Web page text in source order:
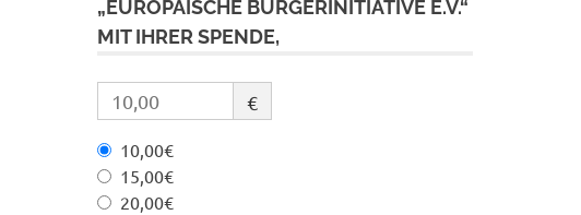
„EUROPÄISCHE BÜRGERINITIATIVE E.V.“
MIT IHRER SPENDE,
€
10,00€
15,00€
20,00€